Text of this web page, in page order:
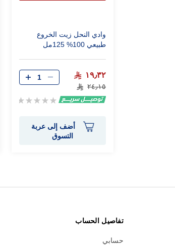
وادي النحل زيت الخروع
طبيعي 100% 125مل
١٩٫٣٢
٢٤٫١٥
Rating:
أضف إلى عربة
التسوق
تفاصيل الحساب
حسابي